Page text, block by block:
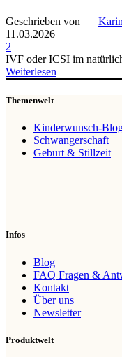
Geschrieben von
11.03.2026
2
IVF oder ICSI im
Weiterlesen
Themenwelt
Kinderwunsch-
Schwangerschaft
Geburt & Stillzeit
Infos
Blog
FAQ Fragen &
Kontakt
Über uns
Newsletter
Produktwelt